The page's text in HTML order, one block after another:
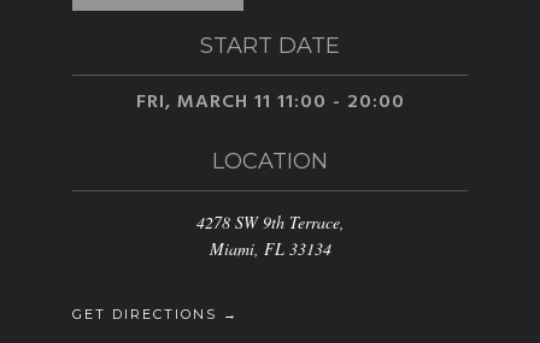
START DATE
FRI, MARCH 11 11:00 - 20:00
LOCATION
4278 SW 9th Terrace,
Miami, FL 33134
GET DIRECTIONS →